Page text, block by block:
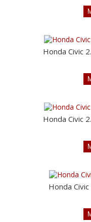
Honda Civic
Honda Civic
Honda